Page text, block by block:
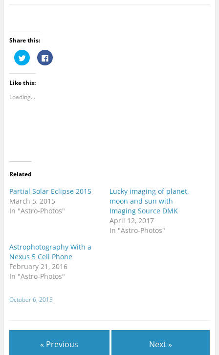
Share this:
C
l
c
k
t
s
h
t
r
(
p
e
n
s
i
i
n
d
o
w
)
C
l
O
p
e
n
s
w
i
n
d
w
Like this:
Loading...
Related
Partial Solar Eclipse 2015
March 5, 2015
In "Astro-Photos"
Lucky imaging of planet,
moon and sun with
Imaging Source DMK
April 12, 2017
In "Astro-Photos"
Astrophotography With a
Nexus 5 Cell Phone
February 21, 2016
In "Astro-Photos"
October 6, 2015
« Previous Next »